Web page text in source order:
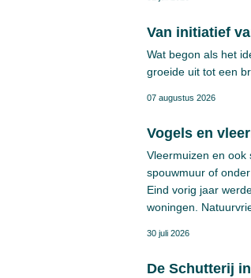
Brunssum betrokken.
Van initiatief
Wat begon als het
groeide uit tot een
07 augustus 2026
Vogels en
Vleermuizen en ook
spouwmuur of
Eind vorig jaar
woningen.
30 juli 2026
De Schutterij